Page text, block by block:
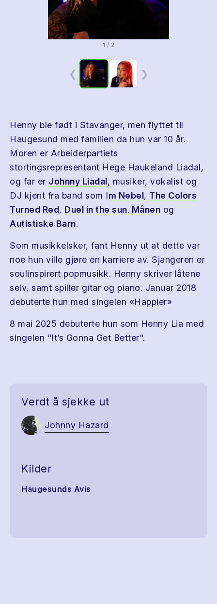
1 / 2
❮ ❯
Henny ble født i Stavanger, men flyttet til
Haugesund med familien da hun var 10 år.
Moren er Arbeiderpartiets
stortingsrepresentant Hege Haukeland Liadal,
og far er Johnny Liadal, musiker, vokalist og
DJ kjent fra band som Im Nebel, The Colors
Turned Red, Duel in the sun. Månen og
Autistiske Barn.
Som musikkelsker, fant Henny ut at dette var
noe hun ville gjøre en karriere av. Sjangeren er
soulinspirert popmusikk. Henny skriver låtene
selv, samt spiller gitar og piano. Januar 2018
debuterte hun med singelen «Happier»
8 mai 2025 debuterte hun som Henny Lia med
singelen "It’s Gonna Get Better".
Verdt å sjekke ut
Johnny Hazard
Kilder
Haugesunds Avis